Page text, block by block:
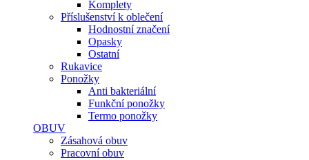
Komplety
Příslušenství k oblečení
Hodnostní značení
Opasky
Ostatní
Rukavice
Ponožky
Anti bakteriální
Funkční ponožky
Termo ponožky
OBUV
Zásahová obuv
Pracovní obuv